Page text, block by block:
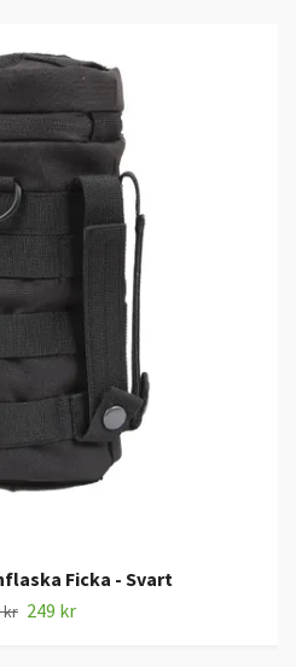
Ficka - Svart
kr 249 kr